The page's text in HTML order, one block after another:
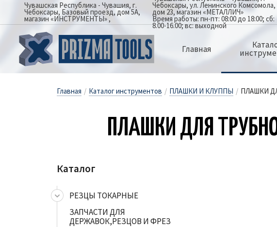
Чувашская Республика - Чувашия, г.
Чебоксары, Базовый проезд, дом 5А,
магазин «ИНСТРУМЕНТЫ»
Чебоксары, ул. Ленинского Комсомола,
дом 23, магазин «МЕТАЛЛИЧ»
Время работы: пн-пт: 08:00 до 18:00; сб:
8.00-16.00; вс: выходной
Главная
Главная / Каталог инструментов / ПЛАШКИ И КЛУППЫ / ПЛАШКИ
ПЛАШ­КИ ДЛЯ
Каталог
РЕЗЦЫ ТОКАРНЫЕ
ЗАПЧАСТИ ДЛЯ
ДЕРЖАВОК,РЕЗЦОВ И ФРЕЗ